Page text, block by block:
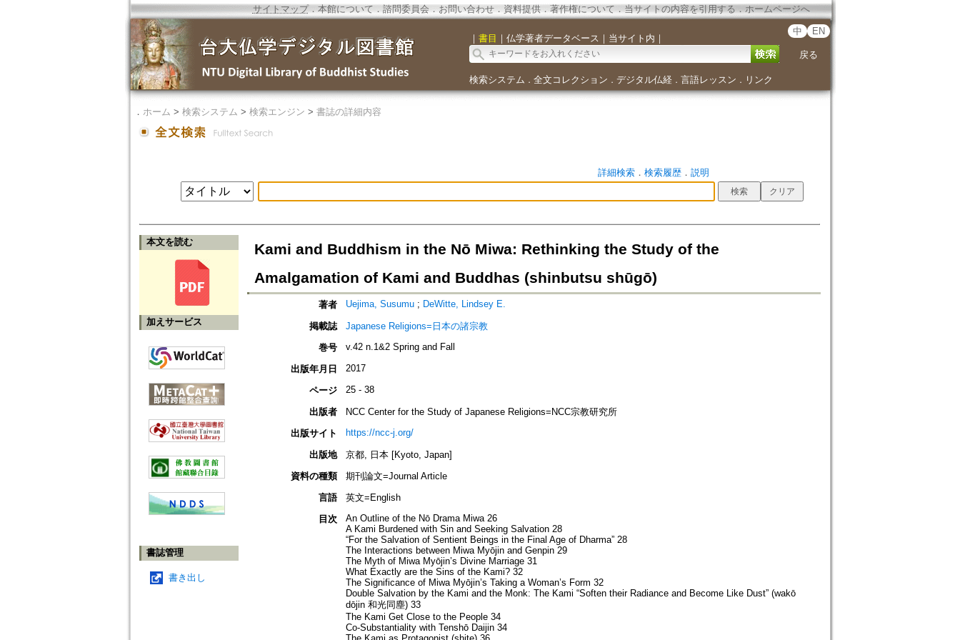
サイトマップ．本館について ． 諮問委員会． お問い合わせ． 資料提供． 著作権について．当サイトの内容を引用する ． ホームページへ
｜ 書目 ｜ 仏学著者データベース ｜ 当サイト内 ｜
中 EN
戻る
検索システム ． 全文コレクション ． デジタル仏経． 言語レッスン ． リンク
． ホーム > 検索システム > 検索エンジン > 書誌の詳細内容
詳細検索． 検索履歴． 説明
本文を読む
加えサービス
書誌管理
書き出し
Kami and Buddhism in the Nō Miwa: Rethinking the Study of the
Amalgamation of Kami and Buddhas (shinbutsu shūgō)
著者 Uejima, Susumu ; DeWitte, Lindsey E.
掲載誌
Japanese Religions=日本の諸宗教
巻号
v.42 n.1&2 Spring and Fall
出版年月日 2017
ページ 25 - 38
出版者
NCC Center for the Study of Japanese Religions=NCC宗教研究所
出版サイト
https://ncc-j.org/
出版地
京都, 日本 [Kyoto, Japan]
資料の種類
期刊論文=Journal Article
言語
英文=English
目次
An Outline of the Nō Drama Miwa 26
A Kami Burdened with Sin and Seeking Salvation 28
“For the Salvation of Sentient Beings in the Final Age of Dharma” 28
The Interactions between Miwa Myōjin and Genpin 29
The Myth of Miwa Myōjin’s Divine Marriage 31
What Exactly are the Sins of the Kami? 32
The Significance of Miwa Myōjin’s Taking a Woman’s Form 32
Double Salvation by the Kami and the Monk: The Kami “Soften their Radiance and Become Like Dust” (wakō
dōjin 和光同塵) 33
The Kami Get Close to the People 34
Co-Substantiality with Tenshō Daijin 34